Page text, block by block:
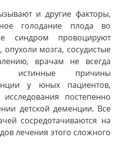
и другие факторы,
голодание плода во
синдром провоцируют
опухоли мозга, сосудистые
врачам не всегда
истинные причины
у юных пациентов,
постепенно
детской деменции. Все
сосредотачиваются на
лечения этого сложного